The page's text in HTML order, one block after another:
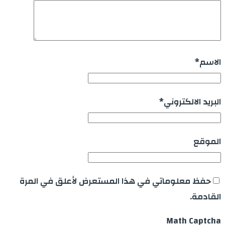
الاسم*
البريد الالكتروني*
الموقع
حفظ معلوماتي في هذا المستعرض لأعلق في المرة
القادمة.
Math Captcha